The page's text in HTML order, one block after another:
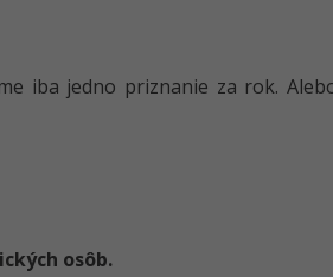
iba jedno priznanie za rok.
osôb.